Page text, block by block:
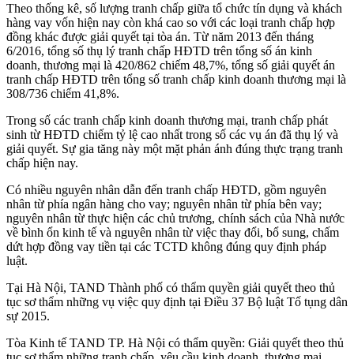
Theo thống kê, số lượng tranh chấp giữa tổ chức tín dụng và khách
hàng vay vốn hiện nay còn khá cao so với các loại tranh chấp hợp
đồng khác được giải quyết tại tòa án. Từ năm 2013 đến tháng
6/2016, tổng số thụ lý tranh chấp HĐTD trên tổng số án kinh
doanh, thương mại là 420/862 chiếm 48,7%, tổng số giải quyết án
tranh chấp HĐTD trên tổng số tranh chấp kinh doanh thương mại là
308/736 chiếm 41,8%.
Trong số các tranh chấp kinh doanh thương mại, tranh chấp phát
sinh từ HĐTD chiếm tỷ lệ cao nhất trong số các vụ án đã thụ lý và
giải quyết. Sự gia tăng này một mặt phản ánh đúng thực trạng tranh
chấp hiện nay.
Có nhiều nguyên nhân dẫn đến tranh chấp HĐTD, gồm nguyên
nhân từ phía ngân hàng cho vay; nguyên nhân từ phía bên vay;
nguyên nhân từ thực hiện các chủ trương, chính sách của Nhà nước
về bình ổn kinh tế và nguyên nhân từ việc thay đổi, bổ sung, chấm
dứt hợp đồng vay tiền tại các TCTD không đúng quy định pháp
luật.
Tại Hà Nội, TAND Thành phố có thẩm quyền giải quyết theo thủ
tục sơ thẩm những vụ việc quy định tại Điều 37 Bộ luật Tố tụng dân
sự 2015.
Tòa Kinh tế TAND TP. Hà Nội có thẩm quyền: Giải quyết theo thủ